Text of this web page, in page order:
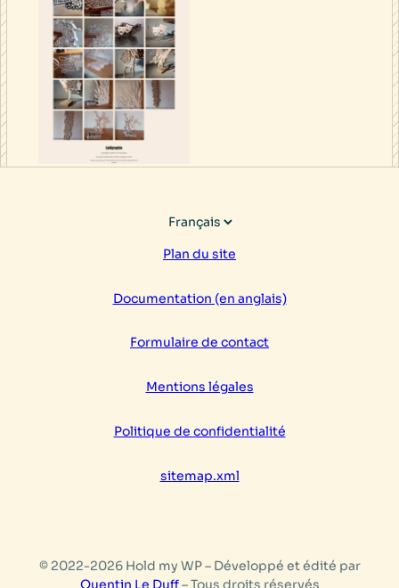
Choisir
langue
Plan du site
Documentation (en anglais)
Formulaire de contact
Mentions légales
Politique de confidentialité
sitemap.xml
© 2022-2026 Hold my WP – Développé et édité par
Quentin Le Duff– Tous droits réservés